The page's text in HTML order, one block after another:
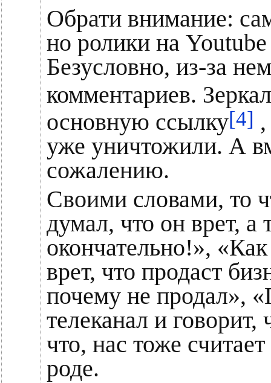
Обрати внимание:
но ролики на
Безусловно, из-за
комментариев.
основную ссылку[4]
уже уничтожили. А
сожалению.
Своими словами, то
думал, что он врет, а
окончательно!»,
врет, что продаст
почему не продал»,
телеканал и
что, нас тоже
роде.